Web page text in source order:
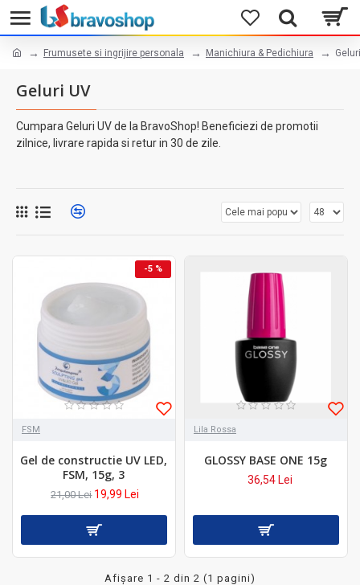
Frumusete si ingrijire personala Manichiura & Pedichiura
Geluri UV
Cumpara Geluri UV de la BravoShop! Beneficiezi de promotii
zilnice, livrare rapida si retur in 30 de zile.
-5 %
FSM
Gel de constructie UV LED,
FSM, 15g, 3
21,00 Lei 19,99 Lei
Lila Rossa
GLOSSY BASE ONE 15g
36,54 Lei
Afişare 1 - 2 din 2 (1 pagini)